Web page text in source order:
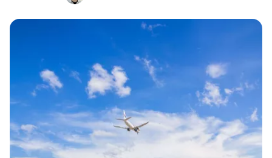
Folytatás a Facebookkal
Folytassa e-mailben